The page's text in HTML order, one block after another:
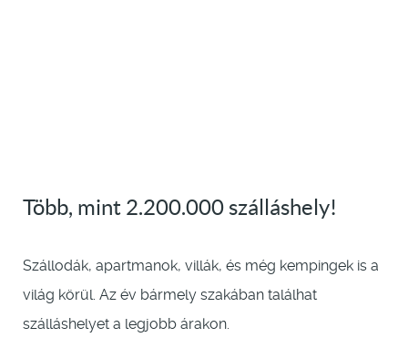
Több, mint 2.200.000 szálláshely!
Szállodák, apartmanok, villák, és még kempingek is a
világ körül. Az év bármely szakában találhat
szálláshelyet a legjobb árakon.